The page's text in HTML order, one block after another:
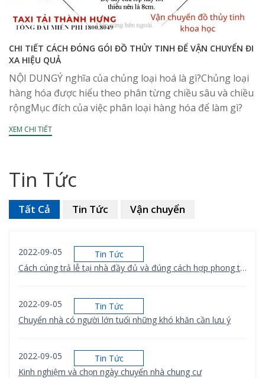
CHI TIẾT CÁCH ĐÓNG GÓI ĐỒ THỦY TINH ĐỂ VẬN CHUYỂN ĐI
XA HIỆU QUẢ
NỘI DUNGÝ nghĩa của chủng loại hoá là gì?Chủng loại
hàng hóa được hiểu theo phân từng chiều sâu và chiều
rộngMục đích của việc phân loại hàng hóa để làm gì?
Quy luật về...
XEM CHI TIẾT
Tin Tức
Tất Cả
2022-09-05
Tin Tức
Cách cúng trả lễ tại nhà đầy đủ và đúng cách hợp phong thủy
2022-09-05
Tin Tức
Chuyển nhà có người lớn tuổi những khó khăn cần lưu ý
2022-09-05
Tin Tức
Kinh nghiệm và chọn ngày chuyển nhà chung cư
Tin Tức Vận chuyển